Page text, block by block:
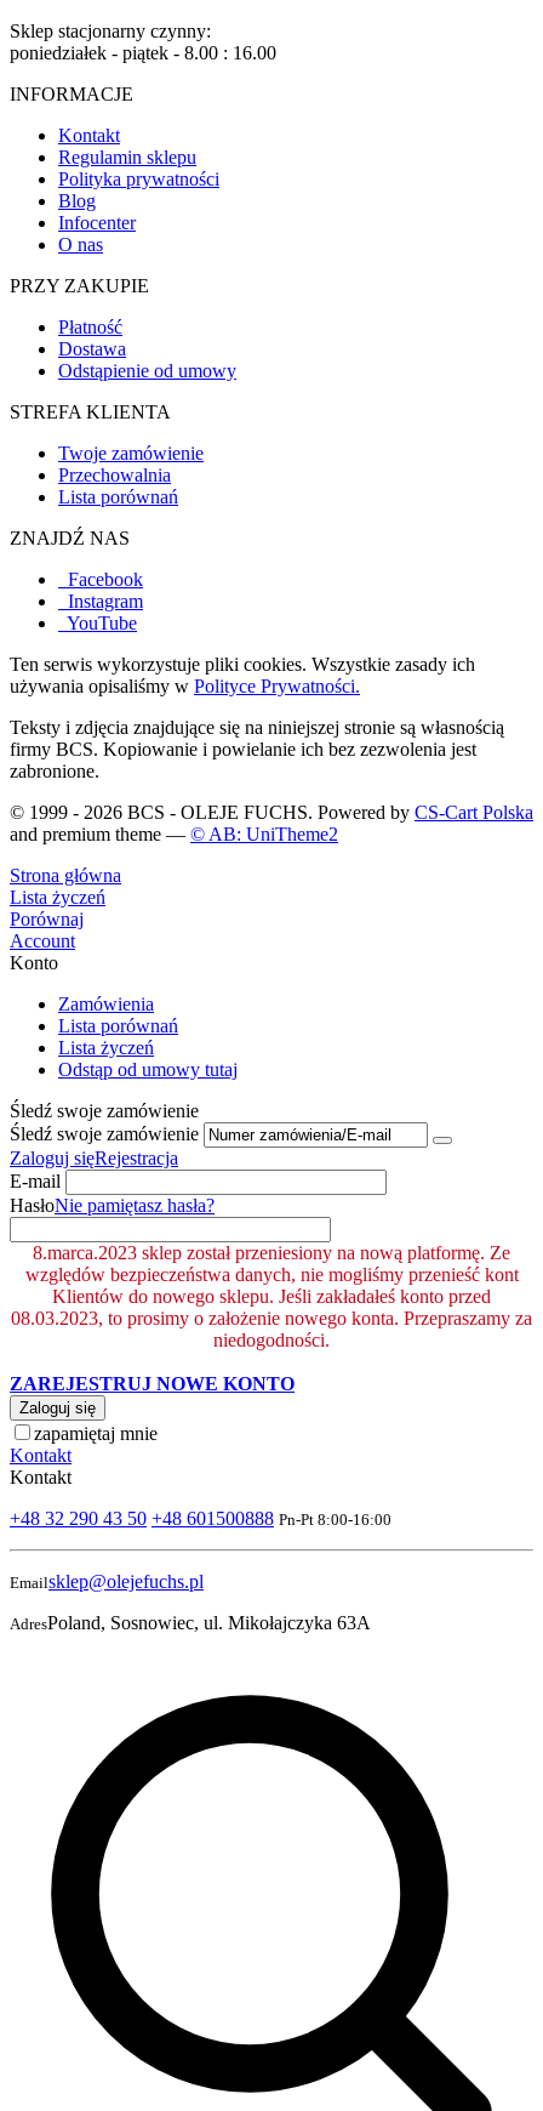
Sklep stacjonarny czynny:
poniedziałek - piątek - 8.00 : 16.00
INFORMACJE
Kontakt
Regulamin sklepu
Polityka prywatności
Blog
Infocenter
O nas
PRZY ZAKUPIE
Płatność
Dostawa
Odstąpienie od umowy
STREFA KLIENTA
Twoje zamówienie
Przechowalnia
Lista porównań
ZNAJDŹ NAS
Facebook
Instagram
YouTube
Ten serwis wykorzystuje pliki cookies. Wszystkie zasady ich
używania opisaliśmy w Polityce Prywatności.
Teksty i zdjęcia znajdujące się na niniejszej stronie są własnością
firmy BCS. Kopiowanie i powielanie ich bez zezwolenia jest
zabronione.
© 1999 - 2026 BCS - OLEJE FUCHS. Powered by CS-Cart Polska
and premium theme — © AB: UniTheme2
Strona główna
Lista życzeń
Porównaj
Account
Konto
Zamówienia
Lista porównań
Lista życzeń
Odstąp od umowy tutaj
Śledź swoje zamówienie
Śledź swoje zamówienie
Zaloguj sięRejestracja
E-mail
HasłoNie pamiętasz hasła?
8.marca.2023 sklep został przeniesiony na nową platformę. Ze
względów bezpieczeństwa danych, nie mogliśmy przenieść kont
Klientów do nowego sklepu. Jeśli zakładałeś konto przed
08.03.2023, to prosimy o założenie nowego konta. Przepraszamy za
niedogodności.
ZAREJESTRUJ NOWE KONTO
Zaloguj się
zapamiętaj mnie
Kontakt
Kontakt
+48 32 290 43 50 +48 601500888 Pn-Pt 8:00-16:00
Emailsklep@olejefuchs.pl
AdresPoland, Sosnowiec, ul. Mikołajczyka 63A